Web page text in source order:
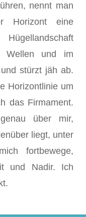
nennt man
Horizont eine
Wellen und im
stürzt jäh ab.
Horizontlinie um
das Firmament.
über mir,
liegt, unter
fortbewege,
und Nadir. Ich